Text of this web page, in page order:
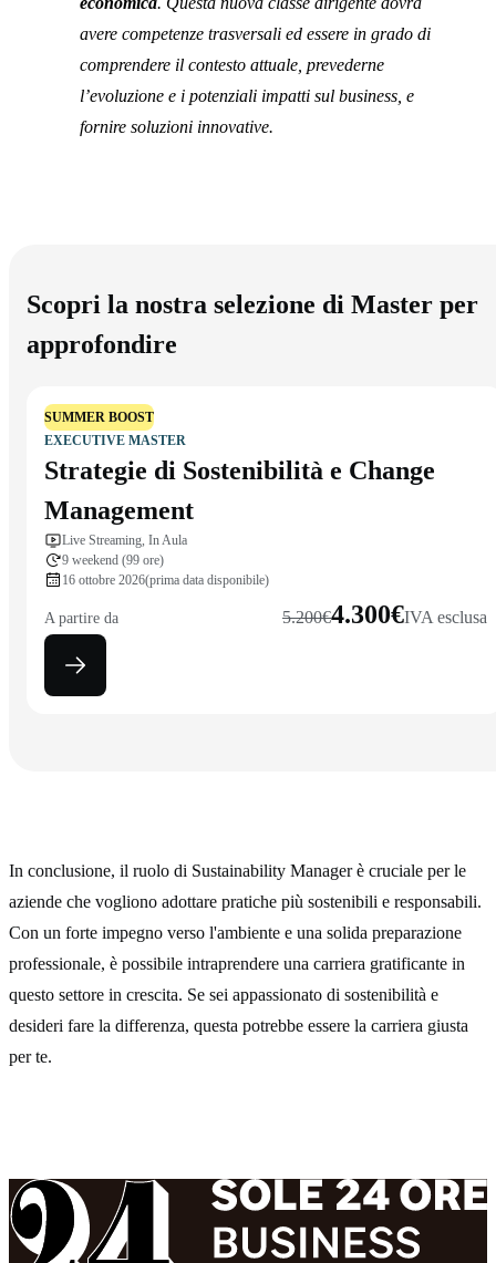
avere competenze trasversali ed essere in grado di
comprendere il contesto attuale, prevederne
l’evoluzione e i potenziali impatti sul business, e
fornire soluzioni innovative.
Scopri la nostra selezione di Master per
approfondire
SUMMER BOOST
EXECUTIVE MASTER
Strategie di Sostenibilità e Change
Management
Live Streaming, In Aula
9 weekend (99 ore)
16 ottobre 2026(prima data disponibile)
A partire da 5.200€4.300€IVA esclusa
In conclusione, il ruolo di Sustainability Manager è cruciale per le
aziende che vogliono adottare pratiche più sostenibili e responsabili.
Con un forte impegno verso l'ambiente e una solida preparazione
professionale, è possibile intraprendere una carriera gratificante in
questo settore in crescita. Se sei appassionato di sostenibilità e
desideri fare la differenza, questa potrebbe essere la carriera giusta
per te.